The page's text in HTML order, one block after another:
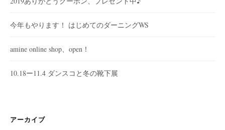
今年もやります！ はじめてのダーニングWS
amine online shop、open！
10.18ー11.4 ダンスコと冬の靴下展
アーカイブ